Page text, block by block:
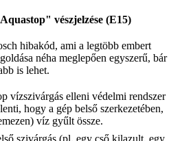
vészjelzése (E15)
hibakód, ami a legtöbb embert
néha meglepően egyszerű, bár
is lehet.
vízszivárgás elleni védelmi rendszer
hogy a gép belső szerkezetében,
víz gyűlt össze.
szivárgás (pl. egy cső kilazult, egy